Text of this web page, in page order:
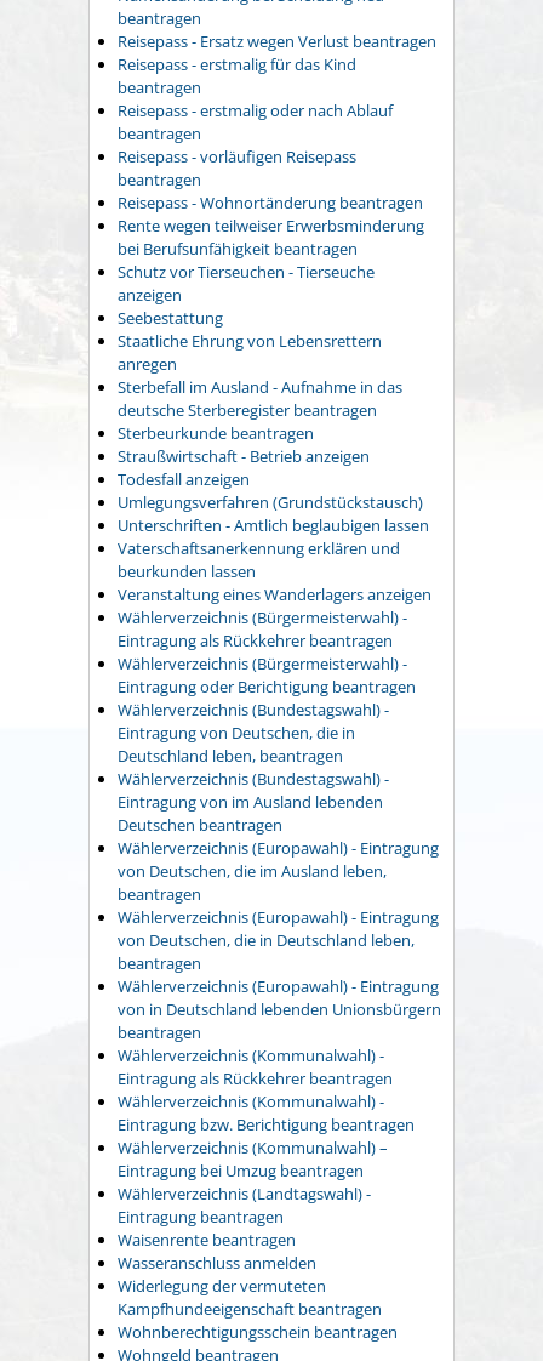
beantragen
Reisepass - Ersatz wegen Verlust beantragen
Reisepass - erstmalig für das Kind
beantragen
Reisepass - erstmalig oder nach Ablauf
beantragen
Reisepass - vorläufigen Reisepass
beantragen
Reisepass - Wohnortänderung beantragen
Rente wegen teilweiser Erwerbsminderung
bei Berufsunfähigkeit beantragen
Schutz vor Tierseuchen - Tierseuche
anzeigen
Seebestattung
Staatliche Ehrung von Lebensrettern
anregen
Sterbefall im Ausland - Aufnahme in das
deutsche Sterberegister beantragen
Sterbeurkunde beantragen
Straußwirtschaft - Betrieb anzeigen
Todesfall anzeigen
Umlegungsverfahren (Grundstückstausch)
Unterschriften - Amtlich beglaubigen lassen
Vaterschaftsanerkennung erklären und
beurkunden lassen
Veranstaltung eines Wanderlagers anzeigen
Wählerverzeichnis (Bürgermeisterwahl) -
Eintragung als Rückkehrer beantragen
Wählerverzeichnis (Bürgermeisterwahl) -
Eintragung oder Berichtigung beantragen
Wählerverzeichnis (Bundestagswahl) -
Eintragung von Deutschen, die in
Deutschland leben, beantragen
Wählerverzeichnis (Bundestagswahl) -
Eintragung von im Ausland lebenden
Deutschen beantragen
Wählerverzeichnis (Europawahl) - Eintragung
von Deutschen, die im Ausland leben,
beantragen
Wählerverzeichnis (Europawahl) - Eintragung
von Deutschen, die in Deutschland leben,
beantragen
Wählerverzeichnis (Europawahl) - Eintragung
von in Deutschland lebenden Unionsbürgern
beantragen
Wählerverzeichnis (Kommunalwahl) -
Eintragung als Rückkehrer beantragen
Wählerverzeichnis (Kommunalwahl) -
Eintragung bzw. Berichtigung beantragen
Wählerverzeichnis (Kommunalwahl) –
Eintragung bei Umzug beantragen
Wählerverzeichnis (Landtagswahl) -
Eintragung beantragen
Waisenrente beantragen
Wasseranschluss anmelden
Widerlegung der vermuteten
Kampfhundeeigenschaft beantragen
Wohnberechtigungsschein beantragen
Wohngeld beantragen